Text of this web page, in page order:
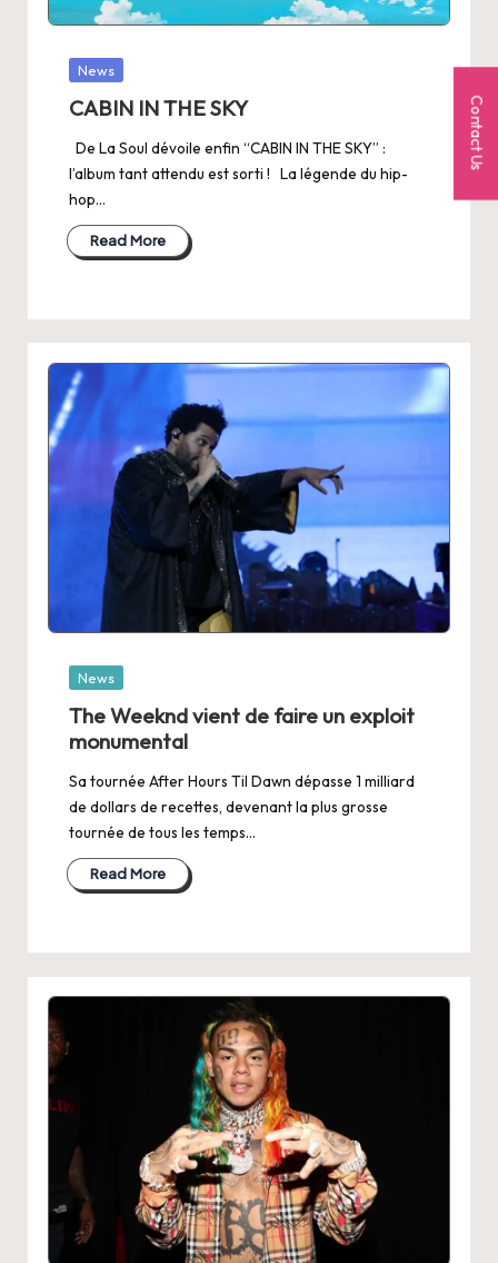
Posted
News
CABIN IN THE SKY
De La Soul dévoile enfin “CABIN IN THE SKY” :
l’album tant attendu est sorti ! La légende du hip-
hop…
Read More
Posted
News
The Weeknd vient de faire un exploit
monumental
Sa tournée After Hours Til Dawn dépasse 1 milliard
de dollars de recettes, devenant la plus grosse
tournée de tous les temps…
Read More
Contact Us